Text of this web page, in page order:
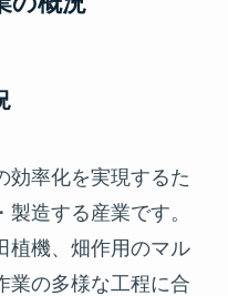
効率化を実現するた
造する産業です。
植機、畑作用のマル
業の多様な工程に合